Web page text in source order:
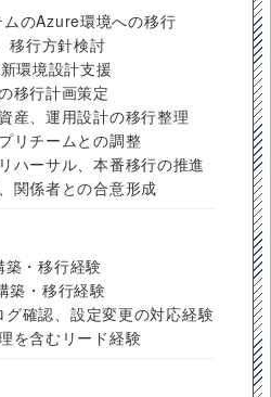
ムのAzure環境への移行
移行方針検討
環境設計支援
移行計画策定
産、運用設計の移行整理
リチームとの調整
ハーサル、本番移行の推進
関係者との合意形成
築・移行経験
築・移行経験
グ確認、設定変更の対応経験
を含むリード経験